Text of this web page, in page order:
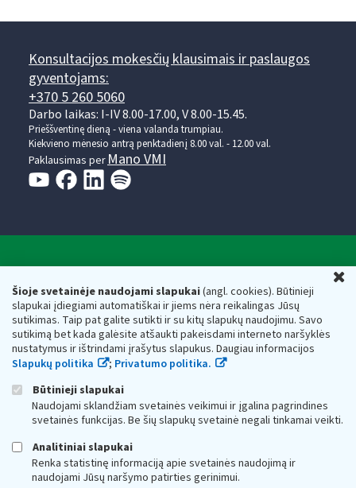
Šioje svetainėje naudojami slapukai(angl. cookies). Būtinieji
slapukai įdiegiami automatiškai ir jiems nėra reikalingas Jūsų
sutikimas. Taip pat galite sutikti ir su kitų slapukų naudojimu. Savo
sutikimą bet kada galėsite atšaukti pakeisdami interneto naršyklės
nustatymus ir ištrindami įrašytus slapukus. Daugiau informacijos
Slapukų politika
; Privatumo politika.
Būtinieji slapukai
Naudojami sklandžiam svetainės veikimui ir įgalina pagrindines
svetainės funkcijas. Be šių slapukų svetainė negali tinkamai veikti.
Analitiniai slapukai
Renka statistinę informaciją apie svetainės naudojimą ir
naudojami Jūsų naršymo patirties gerinimui.
Konsultacijos mokesčių klausimais ir paslaugos
gyventojams:
+370 5 260 5060
Darbo laikas: I-IV 8.00-17.00, V 8.00-15.45.
Prieššventinę dieną - viena valanda trumpiau.
Kiekvieno mėnesio antrą penktadienį 8.00 val. - 12.00 val.
Paklausimas per Mano VMI
Respublikos finansų ministerijos
Biudžetinė įstaiga. Juridinio asmens kodas — 188659752,
adresas: Vasario 16-osios g. 14, 01107 Vilnius, Lietuva, el.paštas:
vmi@vmi.lt, E. pristatymo dėžutės adresas 188659752
Duomenys apie Valstybinę mokesčių inspekciją prie Lietuvos
Respublikos finansų ministerijos kaupiami ir saugomi Juridinių